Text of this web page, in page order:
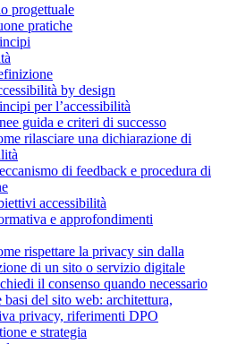
progettuale
pratiche
by design
per l’accessibilità
guida e criteri di successo
rilasciare una dichiarazione di
di feedback e procedura di
accessibilità
e approfondimenti
rispettare la privacy sin dalla
di un sito o servizio digitale
il consenso quando necessario
basi del sito web: architettura,
privacy, riferimenti DPO
e strategia